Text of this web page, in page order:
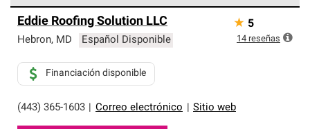
parte de una red exclusiva de profesionales de techos
que cumplen con altos estándares y requisitos estrictos
Eddie Roofing Solution LLC
Hebron, MD Español Disponible
(443) 365-1603 Correo electrónico Sitio web
Financiación disponible
★ 5
14 reseñas